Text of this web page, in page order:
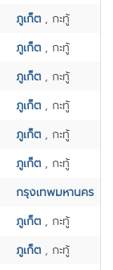
ภูเก็ต , กะทู้
ภูเก็ต , กะทู้
ภูเก็ต , กะทู้
ภูเก็ต , กะทู้
ภูเก็ต , กะทู้
ภูเก็ต , กะทู้
กรุงเทพมหานคร
ภูเก็ต , กะทู้
ภูเก็ต , กะทู้